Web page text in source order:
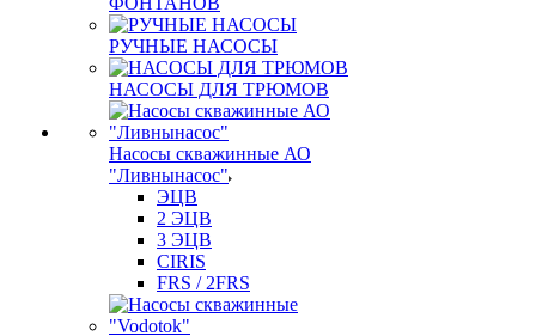
РУЧНЫЕ НАСОСЫ
НАСОСЫ ДЛЯ ТРЮМОВ
Насосы скважинные АО
"Ливнынасос"
ЭЦВ
2 ЭЦВ
3 ЭЦВ
CIRIS
FRS / 2FRS